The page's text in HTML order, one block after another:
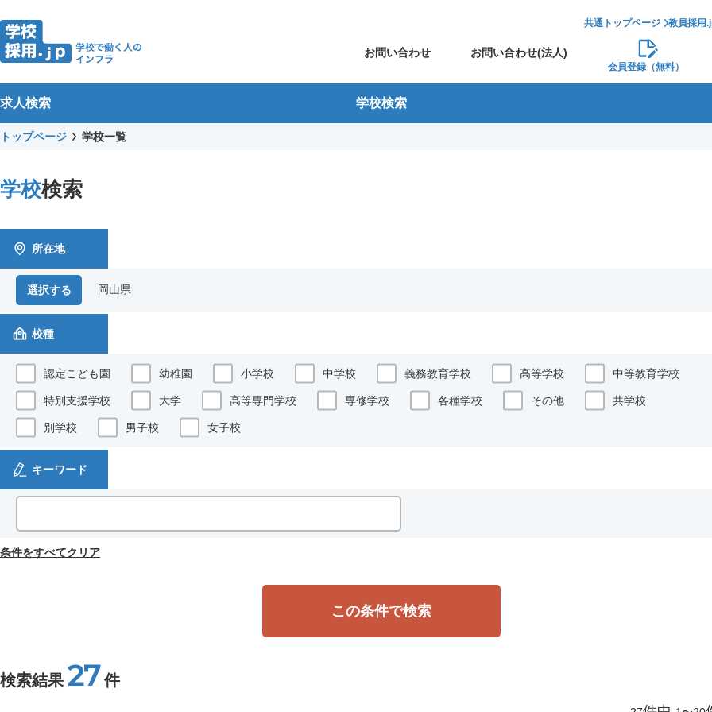
共通トップページ 教員採用
お問い合わせ お問い合わせ(法人)
会員登録（無料）
求人検索 学校検索
トップページ 学校一覧
学校検索
所在地
選択する 岡山県
校種
認定こども園 幼稚園 小学校 中学校 義務教育学校 高等学校 中等教育学校
特別支援学校 大学 高等専門学校 専修学校 各種学校 その他 共学校
別学校 男子校 女子校
キーワード
条件をすべてクリア
この条件で検索
検索結果 27 件